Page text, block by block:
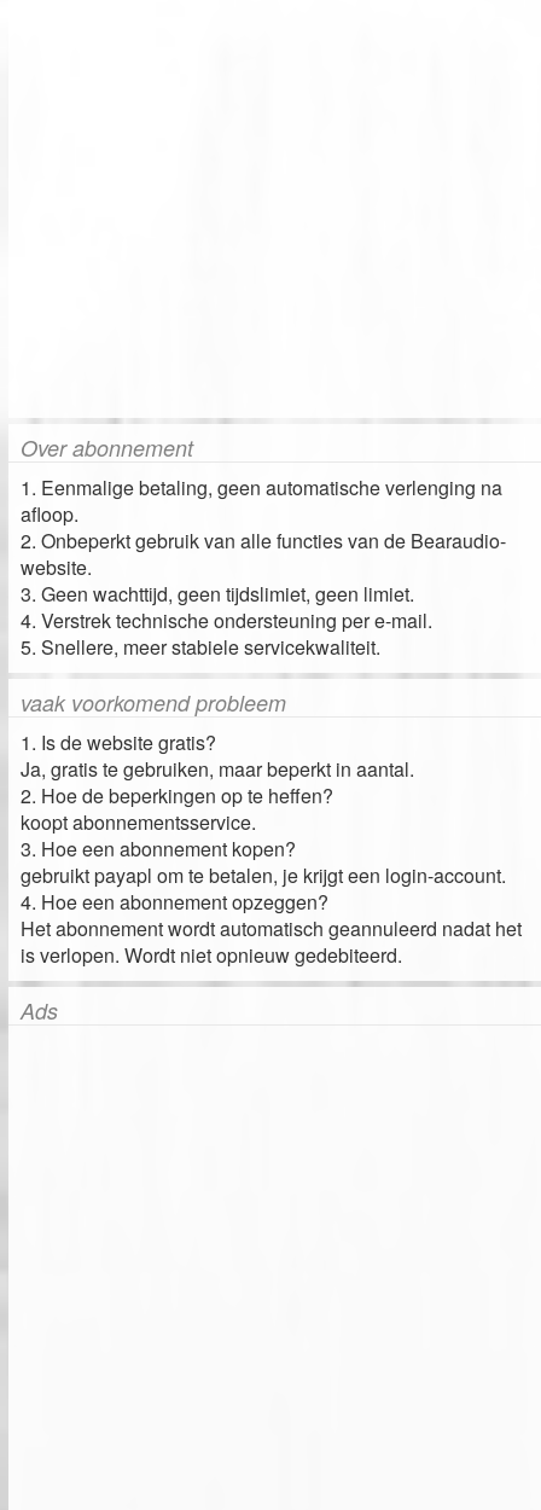
Over abonnement
1. Eenmalige betaling, geen automatische verlenging na
afloop.
2. Onbeperkt gebruik van alle functies van de Bearaudio-
website.
3. Geen wachttijd, geen tijdslimiet, geen limiet.
4. Verstrek technische ondersteuning per e-mail.
5. Snellere, meer stabiele servicekwaliteit.
vaak voorkomend probleem
1. Is de website gratis?
Ja, gratis te gebruiken, maar beperkt in aantal.
2. Hoe de beperkingen op te heffen?
koopt abonnementsservice.
3. Hoe een abonnement kopen?
gebruikt payapl om te betalen, je krijgt een login-account.
4. Hoe een abonnement opzeggen?
Het abonnement wordt automatisch geannuleerd nadat het
is verlopen. Wordt niet opnieuw gedebiteerd.
Ads